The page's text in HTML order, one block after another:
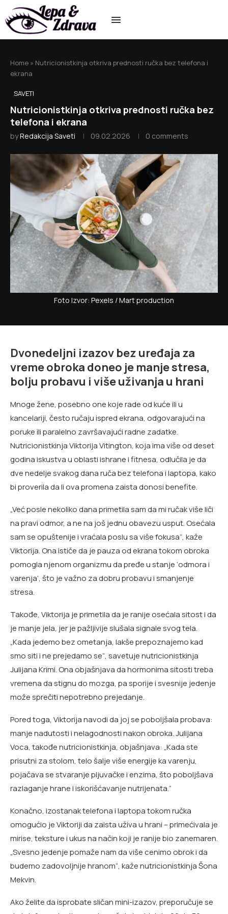
Home » Nutricionistkinja otkriva prednosti ručka bez telefona i
ekrana
SAVETI
Nutricionistkinja otkriva prednosti ručka bez
telefona i ekrana
byRedakcija Saveti 09.02.2026 0 comments
Foto Izvor: Pexels / Mart production
Dvonedeljni izazov bez uređaja za
vreme obroka doneo je manje stresa,
bolju probavu i više uživanja u hrani
Mnoge žene, posebno one koje rade od kuće ili u
kancelariji, često ručaju ispred ekrana, odgovarajući na
poruke ili paralelno završavajući radne zadatke.
Nutricionistkinja Viktorija Vitington, koja ima više od deset
godina iskustva u oblasti ishrane i fitnesa, odlučila je da
dve nedelje svakog dana ruča bez telefona i laptopa, kako
bi proverila da li ova promena zaista donosi benefite.
„Već posle nekoliko dana primetila sam da mi ručak više liči
na pravi odmor, a ne na još jednu obavezu usput. Osećala
sam se opuštenije i vraćala poslu sa više fokusa“, kaže
Viktorija. Ona ističe da je pauza od ekrana tokom obroka
pomogla njenom organizmu da pređe u stanje ‘odmora i
varenja’, što je važno za dobru probavu i smanjenje
stresa.
Takođe, Viktorija je primetila da je ranije osećala sitost i da
je manje jela, jer je pažljivije slušala signale svog tela.
„Kada jedemo bez ometanja, lakše prepoznajemo kad
smo siti i ne prejedamo se“, savetuje nutricionistkinja
Julijana Krimi. Ona objašnjava da hormonima sitosti treba
vremena da stignu do mozga, pa sporije i svesnije jedenje
može sprečiti nepotrebno prejedanje.
Pored toga, Viktorija navodi da joj se poboljšala probava:
manje nadutosti i nelagodnosti nakon obroka. Julijana
Voca, takođe nutricionistkinja, objašnjava: „Kada ste
prisutni za stolom, telo šalje više energije ka varenju,
pojačava se stvaranje pljuvačke i enzima, što poboljšava
razlaganje hrane i iskorišćavanje nutrijenata.“
Konačno, izostanak telefona i laptopa tokom ručka
omogućio je Viktoriji da zaista uživa u hrani – primećivala je
mirise, teksture i ukus na način koji je ranije bio zanemaren.
„Svesno jedenje pomaže nam da više cenimo obrok i da
budemo zadovoljnije hranom“, kaže nutricionistkinja Šona
Mekvin.
Ako želite da isprobate sličan mini-izazov, preporučuje se